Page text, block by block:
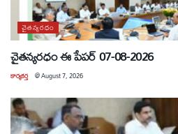
చైతన్యరధం
చైతన్యరధం ఈ పేపర్ 07-08-2026
కార్యకర్త @August 7, 2026